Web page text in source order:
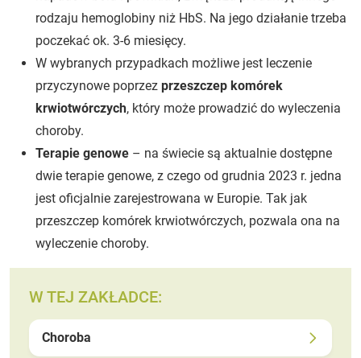
rodzaju hemoglobiny niż HbS. Na jego działanie trzeba
poczekać ok. 3-6 miesięcy.
W wybranych przypadkach możliwe jest leczenie
przyczynowe poprzez przeszczep komórek
krwiotwórczych, który może prowadzić do wyleczenia
choroby.
Terapie genowe – na świecie są aktualnie dostępne
dwie terapie genowe, z czego od grudnia 2023 r. jedna
jest oficjalnie zarejestrowana w Europie. Tak jak
przeszczep komórek krwiotwórczych, pozwala ona na
wyleczenie choroby.
W TEJ ZAKŁADCE:
Choroba